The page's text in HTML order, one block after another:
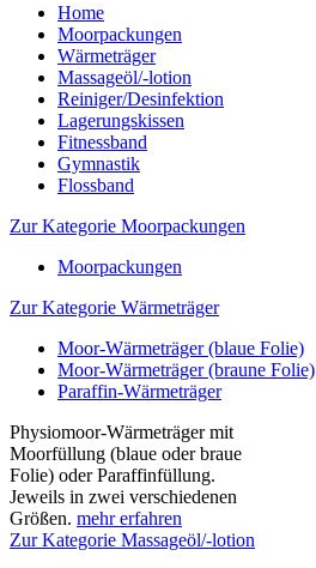
Home
Moorpackungen
Wärmeträger
Massageöl/-lotion
Reiniger/Desinfektion
Lagerungskissen
Fitnessband
Gymnastik
Flossband
Zur Kategorie Moorpackungen
Moorpackungen
Zur Kategorie Wärmeträger
Moor-Wärmeträger (blaue Folie)
Moor-Wärmeträger (braune Folie)
Paraffin-Wärmeträger
Physiomoor-Wärmeträger mit
Moorfüllung (blaue oder braue
Folie) oder Paraffinfüllung.
Jeweils in zwei verschiedenen
Größen. mehr erfahren
Zur Kategorie Massageöl/-lotion